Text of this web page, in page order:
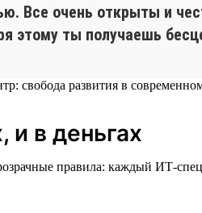
Все очень открыты и
этому ты получаешь
и в деньгах
правила: каждый ИТ-